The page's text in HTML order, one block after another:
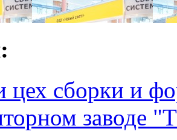
цех сборки и
заводе